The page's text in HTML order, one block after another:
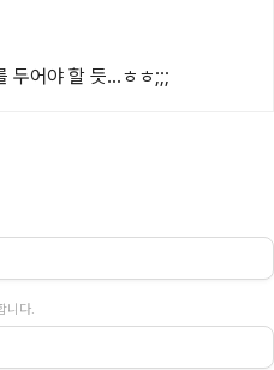
두어야 할 듯...ㅎㅎ;;;
니다.